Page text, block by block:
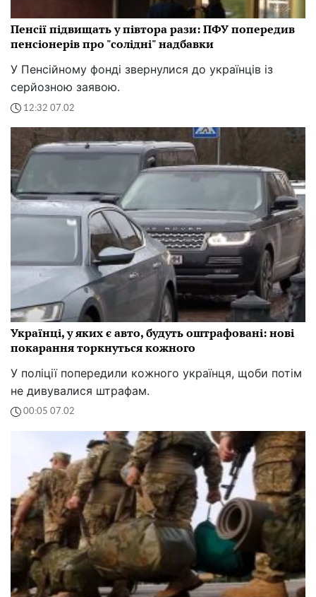
Пенсії підвищать у півтора рази: ПФУ попередив
пенсіонерів про "солідні" надбавки
У Пенсійному фонді звернулися до українців із
серйозною заявою.
12:32 07.02
Українці, у яких є авто, будуть оштрафовані: нові
покарання торкнуться кожного
У поліції попередили кожного українця, щоби потім
не дивувалися штрафам.
00:05 07.02